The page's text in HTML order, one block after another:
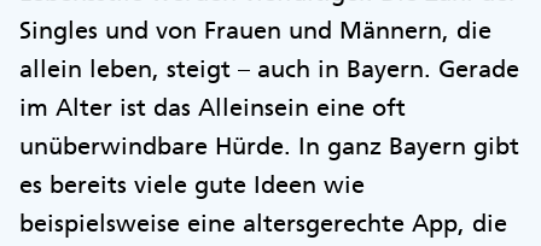
Singles und von Frauen und Männern, die
allein leben, steigt – auch in Bayern. Gerade
im Alter ist das Alleinsein eine oft
unüberwindbare Hürde. In ganz Bayern gibt
es bereits viele gute Ideen wie
beispielsweise eine altersgerechte App, die